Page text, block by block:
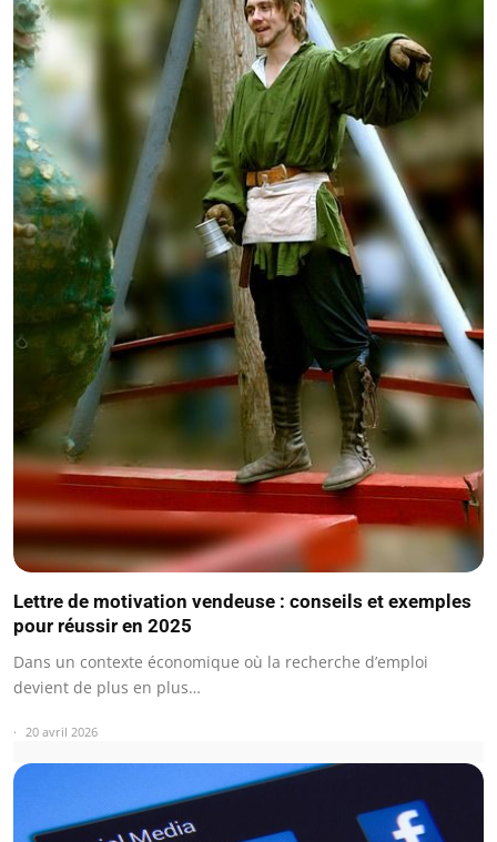
Lettre de motivation vendeuse : conseils et exemples
pour réussir en 2025
Dans un contexte économique où la recherche d’emploi
devient de plus en plus…
20 avril 2026